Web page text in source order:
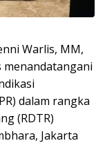
Warlis, MM,
menandatangani
dalam rangka
(RDTR)
Jakarta